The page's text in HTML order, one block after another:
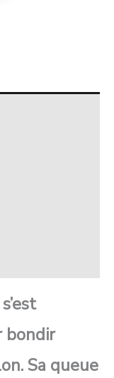
bondir
Sa queue